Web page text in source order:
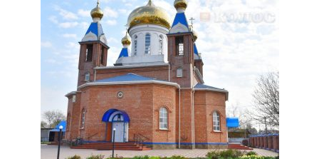
пострадавшим при атаке
БПЛА на Кубани
06 августа 2026 17:11
Ростовская область окажет
матпомощь семьям, у которых
погибли дети из-за атаки
БПЛА на Кубани